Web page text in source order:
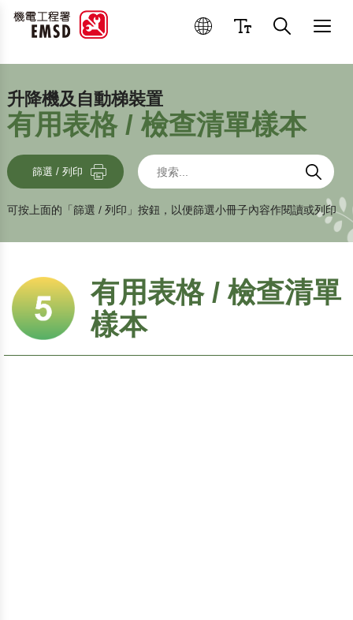
升降機及自動梯裝置
有用表格 / 檢查清單樣本
篩選 / 列印
搜索
搜索
搜索
可按上面的「篩選 / 列印」按鈕，以便篩選小冊子內容作閱讀或列印
有用表格 / 檢查清單
樣本